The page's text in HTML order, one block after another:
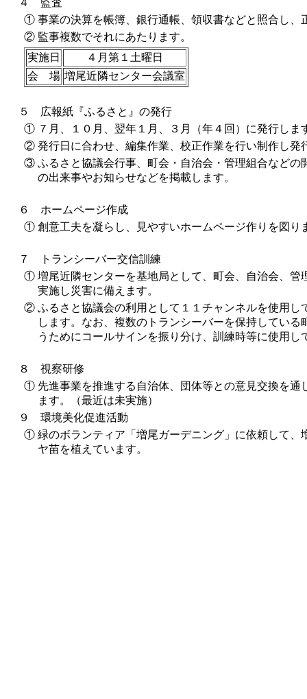
４ 監査
① 事業の決算を帳簿、銀行通帳、領収書などと照合し、
② 監事複数でそれにあたります。
実施日
４月第１土曜日
会 場 増尾近隣センター会議室
５ 広報紙『ふるさと』の発行
① ７月、１０月、翌年１月、３月（年４回）に発行しま
② 発行日に合わせ、編集作業、校正作業を行い制作し発
③ ふるさと協議会行事、町会・自治会・管理組合などの
の出来事やお知らせなどを掲載します。
６ ホームページ作成
① 創意工夫を凝らし、見やすいホームページ作りを図り
７ トランシーバー交信訓練
① 増尾近隣センターを基地局として、町会、自治会、管
実施し災害に備えます。
② ふるさと協議会の利用として１１チャンネルを使用し
します。なお、複数のトランシーバーを保持してい
うためにコールサインを振り分け、訓練時等に使用し
８ 視察研修
① 先進事業を推進する自治体、団体等との意見交換を
ます。（最近は未実施）
９ 環境美化促進活動
① 緑のボランティア「増尾ガーデニング」に依頼して、
ヤ苗を植えています。